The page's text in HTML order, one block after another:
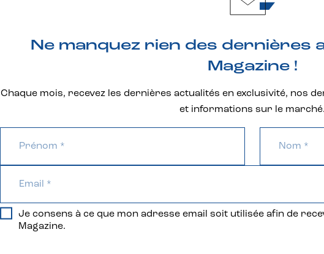
Ne manquez rien des dernières
Magazine !
Chaque mois, recevez les dernières actualités en exclusivité, nos
et informations sur le marché.
Je consens à ce que mon adresse email soit utilisée afin de
Magazine.